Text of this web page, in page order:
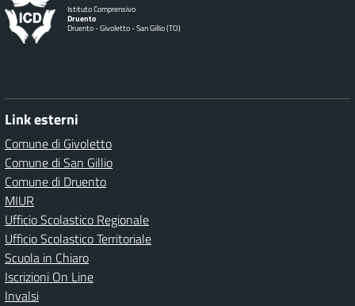
Istituto Comprensivo
Druento
Druento - Givoletto - San Gillio (TO)
Link esterni
Comune di Givoletto
Comune di San Gillio
Comune di Druento
MIUR
Ufficio Scolastico Regionale
Ufficio Scolastico Territoriale
Scuola in Chiaro
Iscrizioni On Line
Invalsi